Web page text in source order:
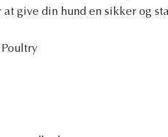
give din hund en sikker og